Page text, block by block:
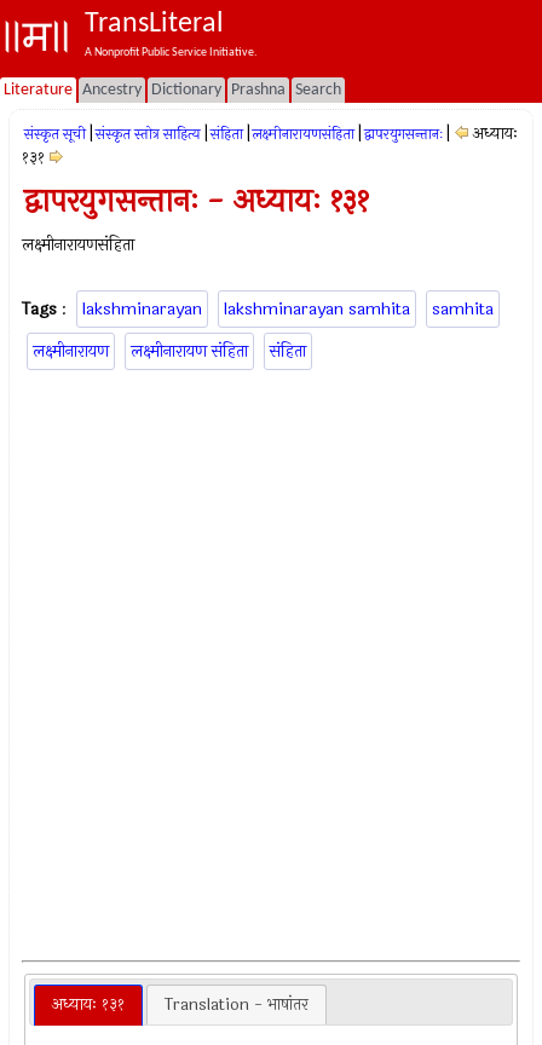
TransLiteral
A Nonprofit Public Service Initiative.
Literature Ancestry Dictionary Prashna Search
संस्कृत सूची संस्कृत स्तोत्र साहित्य संहिता लक्ष्मीनारायणसंहिता द्वापरयुगसन्तानः
अध्यायः
१३१
द्वापरयुगसन्तानः - अध्यायः १३१
लक्ष्मीनारायणसंहिता
Tags : lakshminarayan lakshminarayan samhita
samhita
लक्ष्मीनारायण
लक्ष्मीनारायण संहिता संहिता
अध्यायः १३१ Translation - भाषांतर